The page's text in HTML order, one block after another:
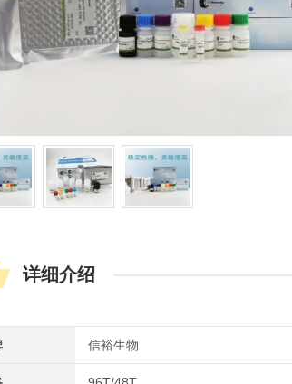
详细介绍
信裕生物